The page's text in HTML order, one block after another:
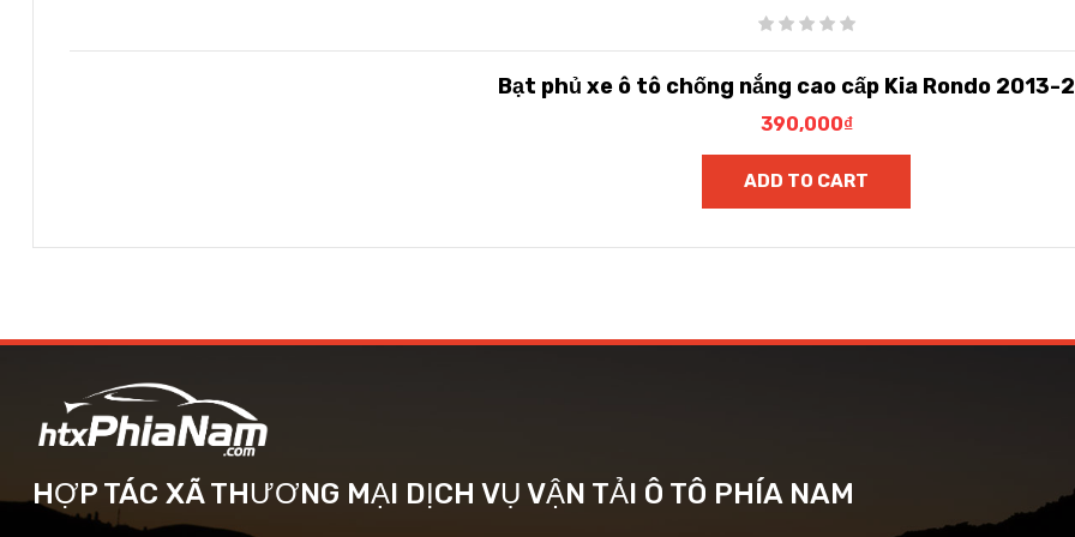
Bạt phủ xe ô tô chống nắng cao cấp Kia Rondo 2013-
390,000₫
ADD TO CART
HỢP TÁC XÃ THƯƠNG MẠI DỊCH VỤ VẬN TẢI Ô TÔ PHÍA NAM